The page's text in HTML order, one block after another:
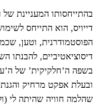
בהתייחסותו המעניינת של
דייויס, הוא התייחס
הפוסטמודרנית, וטען,
דיסוציאטיביים,
בשפה ה’חלקיקית’ של
ובעלת אפקט מרחיק
שהלמה חוויה שהיתה לי